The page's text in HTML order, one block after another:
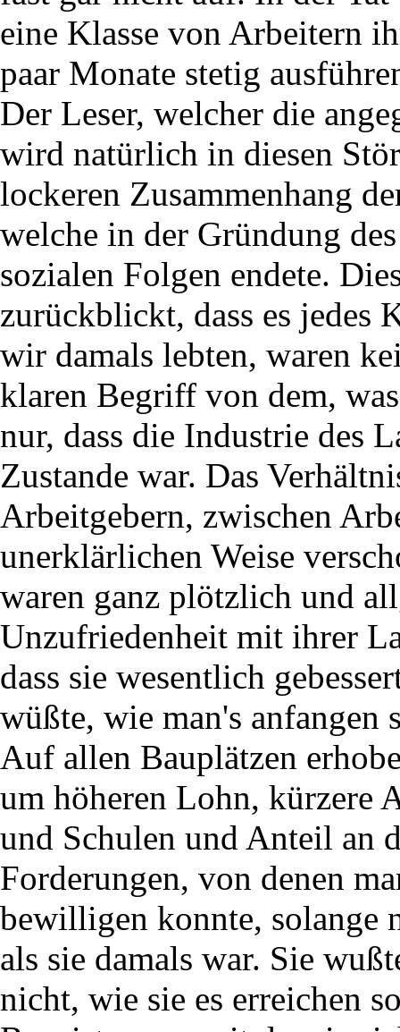
eine Klasse von Arbeitern
paar Monate stetig
Der Leser, welcher die
wird natürlich in diesen
lockeren Zusammenhang
welche in der Gründung
sozialen Folgen endete.
zurückblickt, dass es jedes
wir damals lebten, waren
klaren Begriff von dem,
nur, dass die Industrie des
Zustande war. Das
Arbeitgebern, zwischen
unerklärlichen Weise
waren ganz plötzlich und
Unzufriedenheit mit ihrer
dass sie wesentlich
wüßte, wie man's anfangen
Auf allen Bauplätzen
um höheren Lohn, kürzere
und Schulen und Anteil an
Forderungen, von denen
bewilligen konnte, solange
als sie damals war. Sie
nicht, wie sie es erreichen